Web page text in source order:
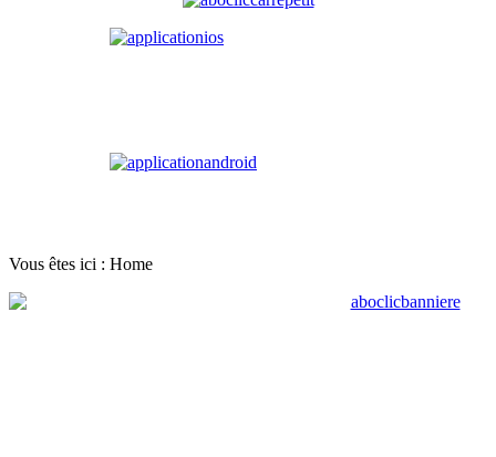
Vous êtes ici : Home